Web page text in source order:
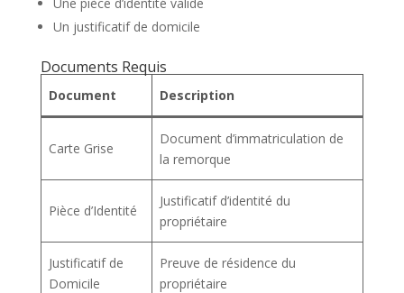
Un justificatif de domicile
Documents Requis
Document Description
Carte Grise
Document d’immatriculation de
la remorque
Pièce d’Identité
Justificatif d’identité du
propriétaire
Justificatif de
Domicile
Preuve de résidence du
propriétaire